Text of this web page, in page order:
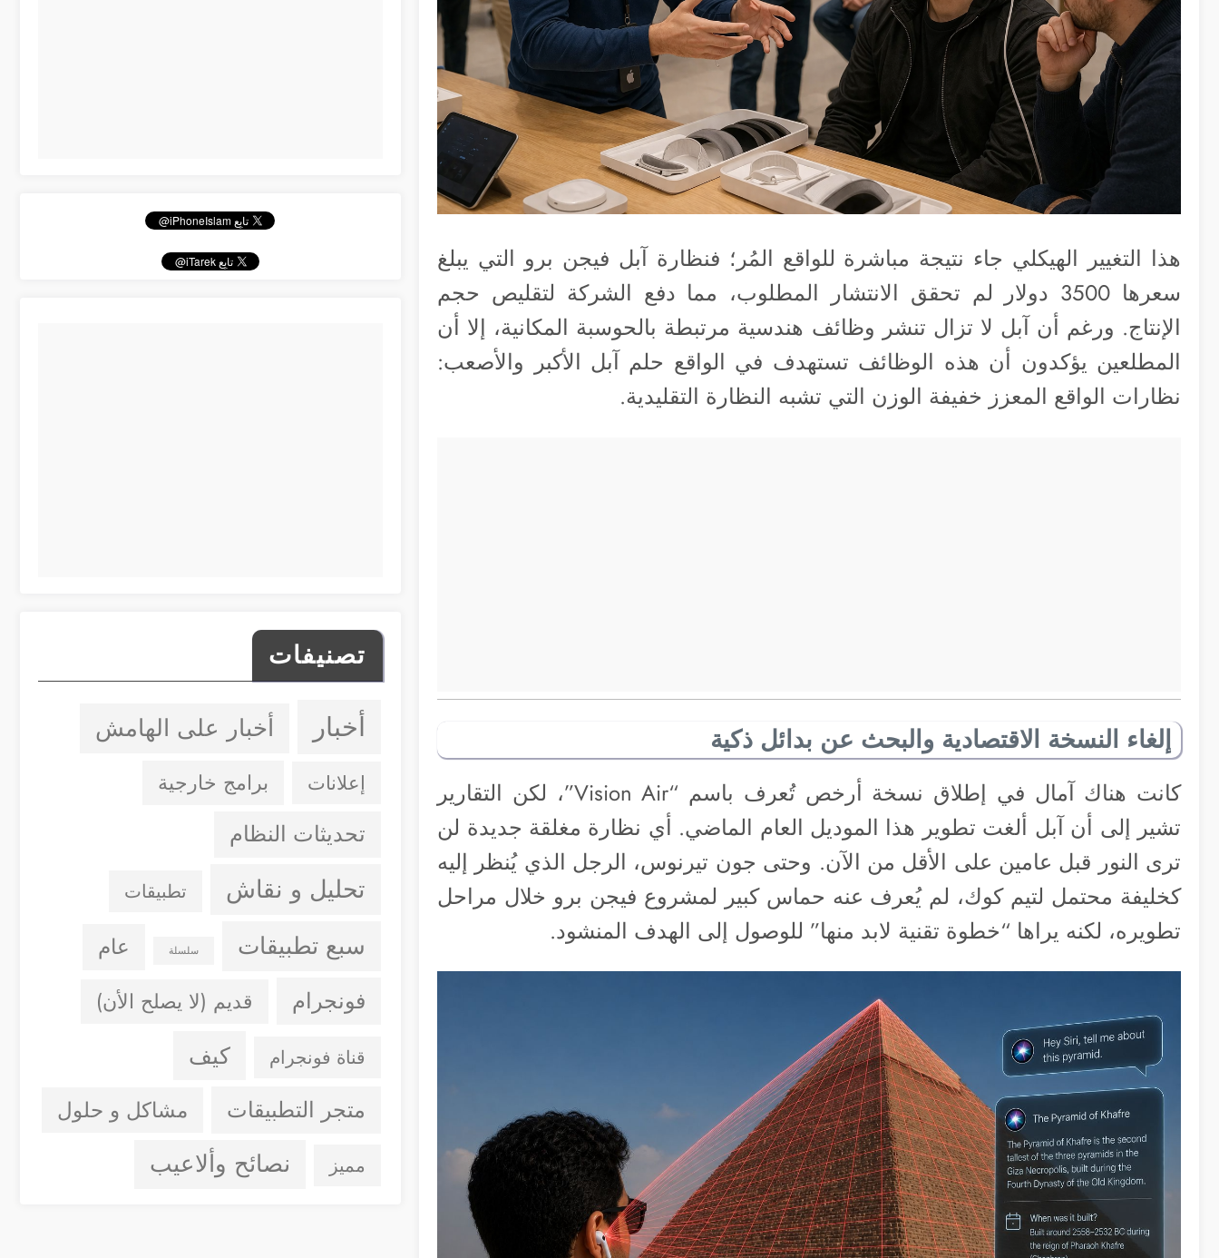
هذا التغيير الهيكلي جاء نتيجة مباشرة للواقع المُر؛ فنظارة آبل فيجن برو التي يبلغ
سعرها 3500 دولار لم تحقق الانتشار المطلوب، مما دفع الشركة لتقليص حجم
الإنتاج. ورغم أن آبل لا تزال تنشر وظائف هندسية مرتبطة بالحوسبة المكانية، إلا أن
المطلعين يؤكدون أن هذه الوظائف تستهدف في الواقع حلم آبل الأكبر والأصعب:
نظارات الواقع المعزز خفيفة الوزن التي تشبه النظارة التقليدية.
إلغاء النسخة الاقتصادية والبحث عن بدائل ذكية
كانت هناك آمال في إطلاق نسخة أرخص تُعرف باسم “Vision Air”، لكن التقارير
تشير إلى أن آبل ألغت تطوير هذا الموديل العام الماضي. أي نظارة مغلقة جديدة لن
ترى النور قبل عامين على الأقل من الآن. وحتى جون تيرنوس، الرجل الذي يُنظر إليه
كخليفة محتمل لتيم كوك، لم يُعرف عنه حماس كبير لمشروع فيجن برو خلال مراحل
تطويره، لكنه يراها “خطوة تقنية لابد منها” للوصول إلى الهدف المنشود.
تصنيفات
أخبار أخبار على الهامش
إعلانات برامج خارجية
تحديثات النظام
تحليل و نقاش تطبيقات
سبع تطبيقات سلسلة عام
فونجرام قديم (لا يصلح الأن)
قناة فونجرام كيف
متجر التطبيقات مشاكل و حلول
مميز نصائح وألاعيب